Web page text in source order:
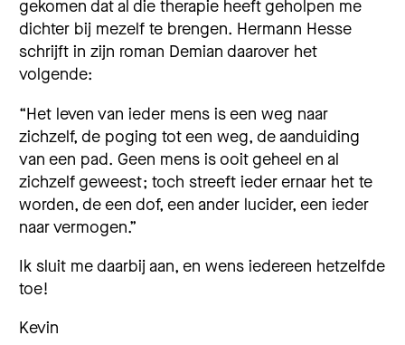
gekomen dat al die therapie heeft geholpen me
dichter bij mezelf te brengen. Hermann Hesse
schrijft in zijn roman Demian daarover het
volgende:
“Het leven van ieder mens is een weg naar
zichzelf, de poging tot een weg, de aanduiding
van een pad. Geen mens is ooit geheel en al
zichzelf geweest; toch streeft ieder ernaar het te
worden, de een dof, een ander lucider, een ieder
naar vermogen.”
Ik sluit me daarbij aan, en wens iedereen hetzelfde
toe!
Kevin